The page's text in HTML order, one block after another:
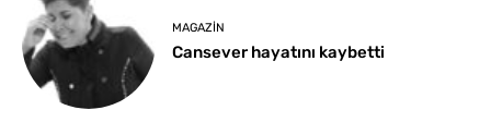
MAGAZIN
Cansever hayatını kaybetti